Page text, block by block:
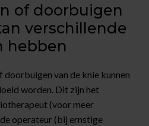
of doorbuigen
verschillende
hebben
van de knie kunnen
worden. Dit zijn het
(voor meer
operateur (bij ernstige